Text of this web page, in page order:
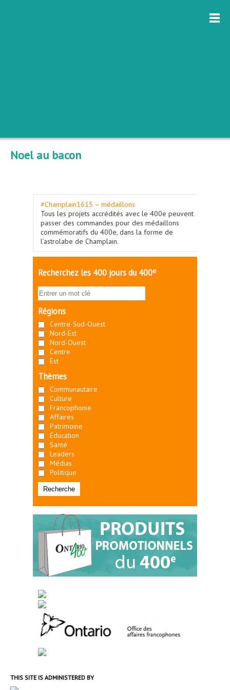
Noel au bacon
#Champlain1615 – médaillons
Tous les projets accrédités avec le 400e peuvent
passer des commandes pour des médaillons
commémoratifs du 400e, dans la forme de
l’astrolabe de Champlain.
Recherchez les 400 jours du 400e
Régions
Centre-Sud-Ouest
Nord-Est
Nord-Ouest
Centre
Est
Thèmes
Communautaire
Culture
Francophonie
Affaires
Patrimoine
Éducation
Santé
Leaders
Médias
Politique
THIS SITE IS ADMINISTERED BY